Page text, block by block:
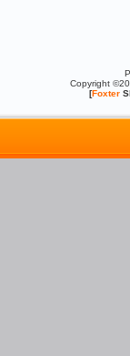
Copyright
[Foxter